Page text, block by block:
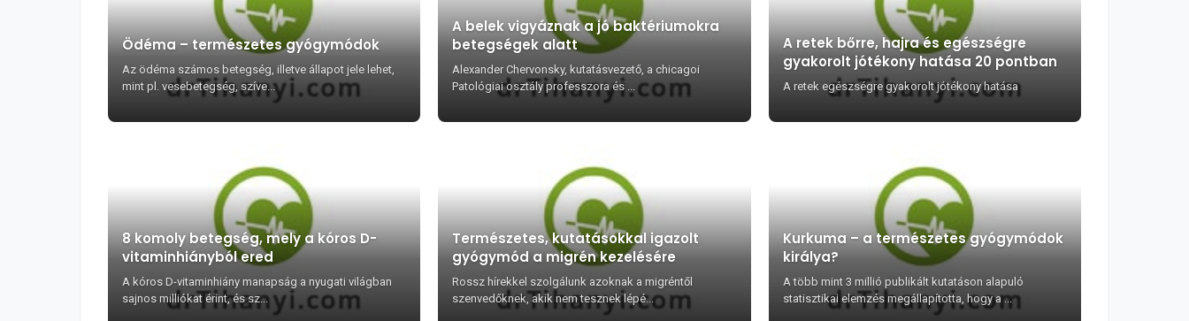
Ödéma – természetes gyógymódok
Az ödéma számos betegség, illetve állapot jele lehet,
mint pl. vesebetegség, szíve...
A belek vigyáznak a jó baktériumokra
betegségek alatt
Alexander Chervonsky, kutatásvezető, a chicagoi
Patológiai osztály professzora és ...
A retek bőrre, hajra és egészségre
gyakorolt jótékony hatása 20 pontban
A retek egészségre gyakorolt jótékony hatása
8 komoly betegség, mely a kóros D-
vitaminhiányból ered
A kóros D-vitaminhiány manapság a nyugati világban
sajnos milliókat érint, és sz...
Természetes, kutatásokkal igazolt
gyógymód a migrén kezelésére
Rossz hírekkel szolgálunk azoknak a migréntől
szenvedőknek, akik nem tesznek lépé...
Kurkuma – a természetes gyógymódok
királya?
A több mint 3 millió publikált kutatáson alapuló
statisztikai elemzés megállapította, hogy a ...